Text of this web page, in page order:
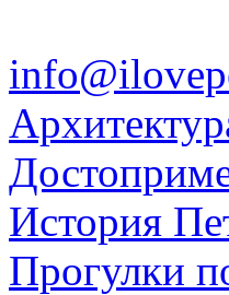
История
Прогулки